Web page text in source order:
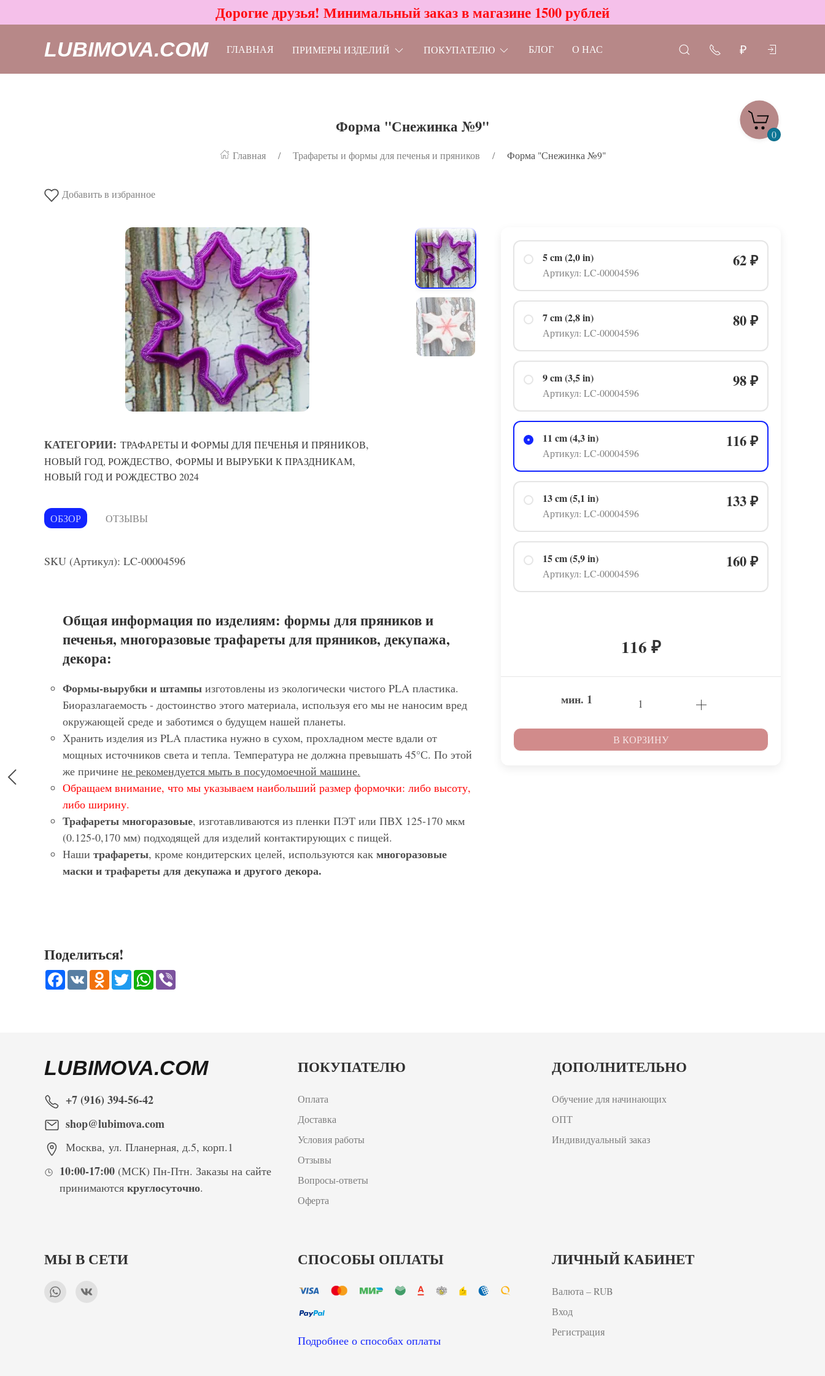
Дорогие друзья! Минимальный заказ в магазине 1500 рублей
LUBIMOVA.COM ГЛАВНАЯ ПРИМЕРЫ ИЗДЕЛИЙ ПОКУПАТЕЛЮ БЛОГ О НАС ₽
0
Форма "Снежинка №9"
Главная Трафареты и формы для печенья и пряников Форма "Снежинка №9"
Добавить в избранное
КАТЕГОРИИ: ТРАФАРЕТЫ И ФОРМЫ ДЛЯ ПЕЧЕНЬЯ И ПРЯНИКОВ,
НОВЫЙ ГОД, РОЖДЕСТВО, ФОРМЫ И ВЫРУБКИ К ПРАЗДНИКАМ,
НОВЫЙ ГОД И РОЖДЕСТВО 2024
ОБЗОР ОТЗЫВЫ
SKU (Артикул): LC-00004596
Общая информация по изделиям: формы для пряников и
печенья, многоразовые трафареты для пряников, декупажа,
декора:
Формы-вырубки и штампы изготовлены из экологически чистого PLA пластика.
Биоразлагаемость - достоинство этого материала, используя его мы не наносим вред
окружающей среде и заботимся о будущем нашей планеты.
Хранить изделия из PLA пластика нужно в сухом, прохладном месте вдали от
мощных источников света и тепла. Температура не должна превышать 45°С. По этой
же причине не рекомендуется мыть в посудомоечной машине.
Обращаем внимание, что мы указываем наибольший размер формочки: либо высоту,
либо ширину.
Трафареты многоразовые, изготавливаются из пленки ПЭТ или ПВХ 125-170 мкм
(0.125-0,170 мм) подходящей для изделий контактирующих с пищей.
Наши трафареты, кроме кондитерских целей, используются как многоразовые
маски и трафареты для декупажа и другого декора.
5 cm (2,0 in)
Артикул: LC-00004596
62 ₽
7 cm (2,8 in)
Артикул: LC-00004596
80 ₽
9 cm (3,5 in)
Артикул: LC-00004596
98 ₽
11 cm (4,3 in)
Артикул: LC-00004596
116 ₽
13 cm (5,1 in)
Артикул: LC-00004596
133 ₽
15 cm (5,9 in)
Артикул: LC-00004596
160 ₽
116 ₽
мин. 1
В КОРЗИНУ
Поделиться!
Facebook
VK Odnoklassniki
TwitterWhatsApp
LUBIMOVA.COM
+7 (916) 394-56-42
shop@lubimova.com
Москва, ул. Планерная, д.5, корп.1
10:00-17:00(МСК) Пн-Птн. Заказы на сайте
принимаются круглосуточно.
ПОКУПАТЕЛЮ
Оплата
Доставка
Условия работы
Отзывы
Вопросы-ответы
Оферта
ДОПОЛНИТЕЛЬНО
Обучение для начинающих
ОПТ
Индивидуальный заказ
МЫ В СЕТИ СПОСОБЫ ОПЛАТЫ
Подробнее о способах оплаты
ЛИЧНЫЙ КАБИНЕТ
Валюта – RUB
Вход
Регистрация